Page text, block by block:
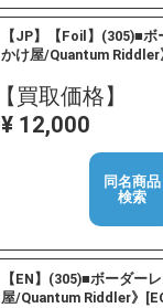
【JP】【Foil】(305)■
かけ屋/Quantum Riddler
【買取価格】
¥ 12,000
同名商品
検索
【EN】(305)■ボーダー
屋/Quantum Riddler》